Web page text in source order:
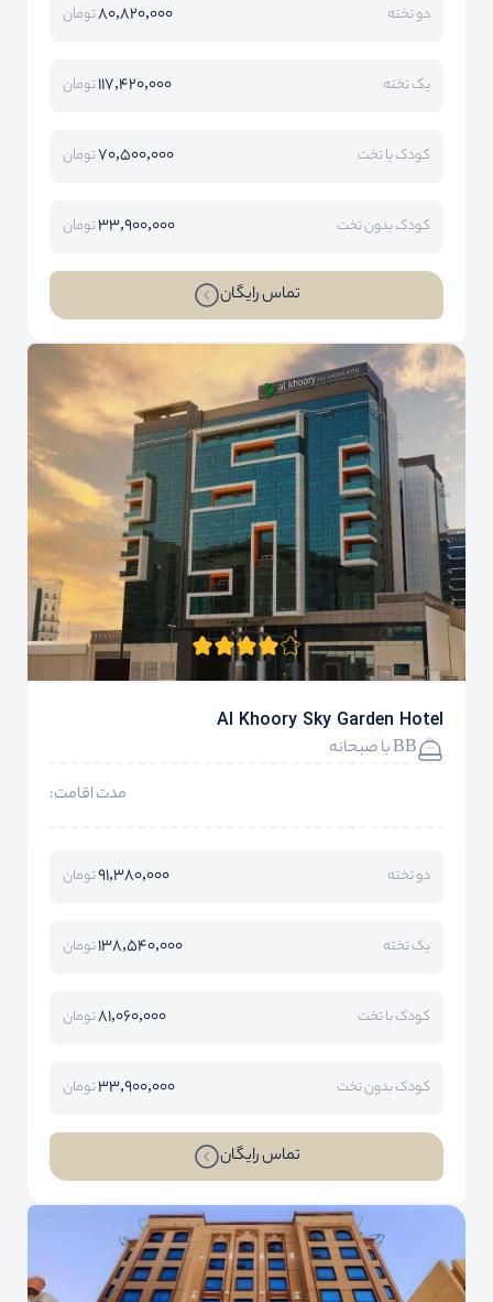
دو تخته 80,820,000تومان
یک تخته 117,420,000تومان
کودک با تخت 70,500,000تومان
کودک بدون تخت 33,900,000تومان
تماس رایگان
Al Khoory Sky Garden Hotel
BB با صبحانه
مدت اقامت:
دو تخته 91,380,000تومان
یک تخته 138,540,000تومان
کودک با تخت 81,060,000تومان
کودک بدون تخت 33,900,000تومان
تماس رایگان